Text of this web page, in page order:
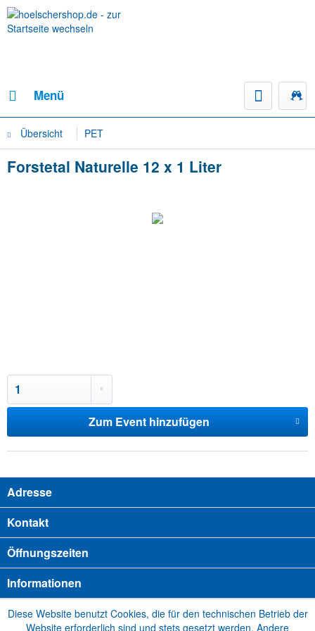
Menü
Übersicht PET
Forstetal Naturelle 12 x 1 Liter
Zum Event hinzufügen
Adresse
Kontakt
Öffnungszeiten
Informationen
Diese Website benutzt Cookies, die für den technischen Betrieb der
Website erforderlich sind und stets gesetzt werden. Andere